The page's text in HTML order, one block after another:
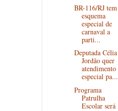
BR-116/RJ tem
esquema
especial de
carnaval a
parti...
Deputada Célia
Jordão quer
atendimento
especial pa...
Programa
Patrulha
Escolar será